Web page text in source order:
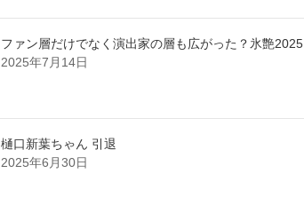
ファン層だけでなく演出家の層も広がった？氷艶2025
2025年7月14日
樋口新葉ちゃん 引退
2025年6月30日